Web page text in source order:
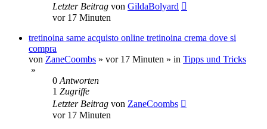
Letzter Beitrag von GildaBolyard
vor 17 Minuten
tretinoina same acquisto online tretinoina crema dove si
compra
von ZaneCoombs » vor 17 Minuten » in Tipps und Tricks
»
0 Antworten
1 Zugriffe
Letzter Beitrag von ZaneCoombs
vor 17 Minuten